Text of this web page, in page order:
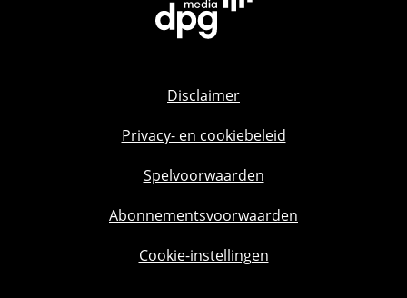
Disclaimer
Privacy- en cookiebeleid
Spelvoorwaarden
Abonnementsvoorwaarden
Cookie-instellingen